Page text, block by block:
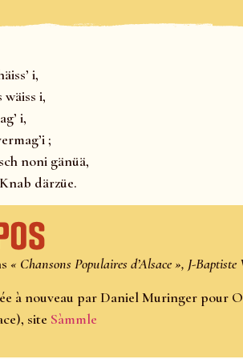
i,
wäiss i,
i,
;
noni gänüä,
därzüe.
« Chansons Populaires d’Alsace », J-Baptiste
à nouveau par Daniel Muringer pour
site Sàmmle